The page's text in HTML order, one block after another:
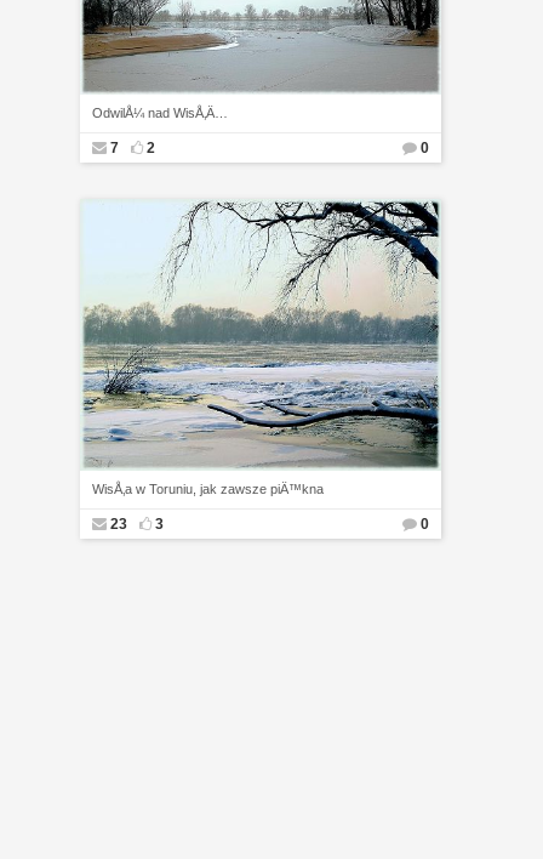
OdwilÅ¼ nad WisÅ‚Ä…
7 2 0
WisÅ‚a w Toruniu, jak zawsze piÄ™kna
23 3 0